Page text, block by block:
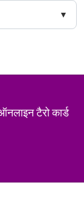
टैरो कार्ड